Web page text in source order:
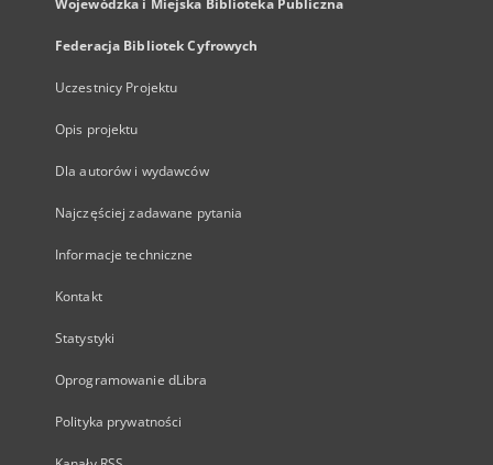
Wojewódzka i Miejska Biblioteka Publiczna
Federacja Bibliotek Cyfrowych
Uczestnicy Projektu
Opis projektu
Dla autorów i wydawców
Najczęściej zadawane pytania
Informacje techniczne
Kontakt
Statystyki
Oprogramowanie dLibra
Polityka prywatności